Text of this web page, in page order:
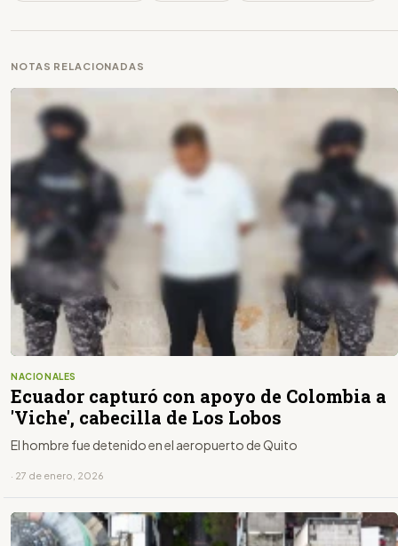
NOTAS RELACIONADAS
NACIONALES
Ecuador capturó con apoyo de Colombia a
'Viche', cabecilla de Los Lobos
El hombre fue detenido en el aeropuerto de Quito
· 27 de enero, 2026